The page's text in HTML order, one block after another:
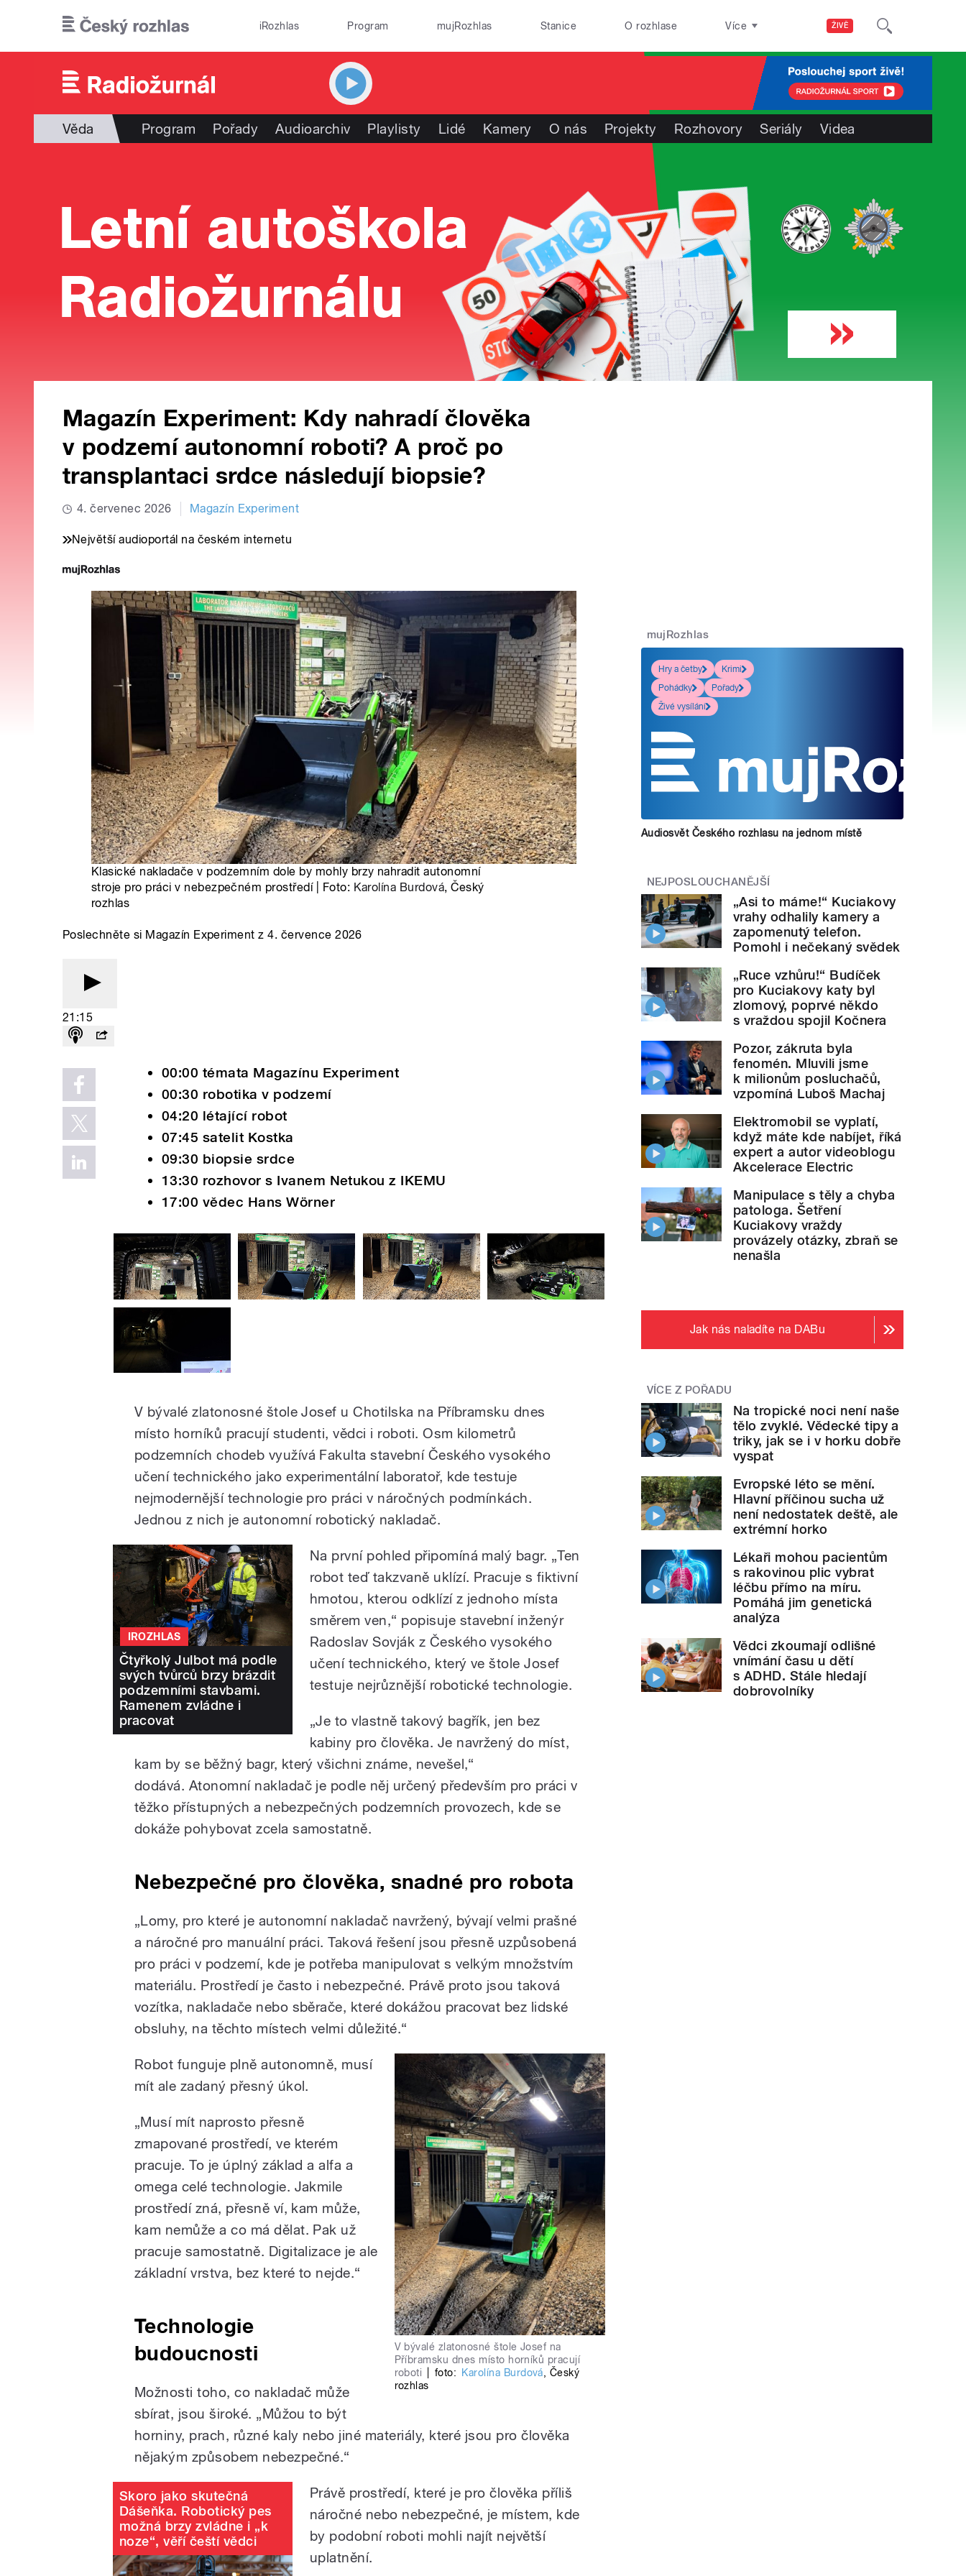
ŽIVĚ
iRozhlas Program mujRozhlas Stanice O rozhlase Více
Věda Program Pořady Audioarchiv Playlisty Lidé Kamery O nás Projekty Rozhovory Seriály Videa
Magazín Experiment: Kdy nahradí člověka
v podzemí autonomní roboti? A proč po
transplantaci srdce následují biopsie?
4. červenec 2026 Magazín Experiment
Největší audioportál na českém internetu
Klasické nakladače v podzemním dole by mohly brzy nahradit autonomní
stroje pro práci v nebezpečném prostředí | Foto: Karolína Burdová, Český
rozhlas
Poslechněte si Magazín Experiment z 4. července 2026
21:15
00:00 témata Magazínu Experiment
00:30 robotika v podzemí
04:20 létající robot
07:45 satelit Kostka
09:30 biopsie srdce
13:30 rozhovor s Ivanem Netukou z IKEMU
17:00 vědec Hans Wörner
V bývalé zlatonosné štole Josef u Chotilska na Příbramsku dnes
místo horníků pracují studenti, vědci i roboti. Osm kilometrů
podzemních chodeb využívá Fakulta stavební Českého vysokého
učení technického jako experimentální laboratoř, kde testuje
nejmodernější technologie pro práci v náročných podmínkách.
Jednou z nich je autonomní robotický nakladač.
IROZHLAS
Čtyřkolý Julbot má podle
svých tvůrců brzy brázdit
podzemními stavbami.
Ramenem zvládne i
pracovat
Na první pohled připomíná malý bagr. „Ten
robot teď takzvaně uklízí. Pracuje s fiktivní
hmotou, kterou odklízí z jednoho místa
směrem ven,“ popisuje stavební inženýr
RadoslavSovják z Českého vysokého
učení technického, který ve štole Josef
testuje nejrůznější robotické technologie.
„Je to vlastně takový bagřík, jen bez
kabiny pro člověka. Je navržený do míst,
kam by se běžný bagr, který všichni známe, nevešel,“
dodává. Atonomní nakladač je podle něj určený především pro práci v
těžko přístupných a nebezpečných podzemních provozech, kde se
dokáže pohybovat zcela samostatně.
Nebezpečné pro člověka, snadné pro robota
„Lomy, pro které je autonomní nakladač navržený, bývají velmi prašné
a náročné pro manuální práci. Taková řešení jsou přesně uzpůsobená
pro práci v podzemí, kde je potřeba manipulovat s velkým množstvím
materiálu. Prostředí je často i nebezpečné. Právě proto jsou taková
vozítka, nakladače nebo sběrače, které dokážou pracovat bez lidské
obsluhy, na těchto místech velmi důležité.“
V bývalé zlatonosné štole Josef na
Příbramsku dnes místo horníků pracují
roboti
foto: Karolína Burdová, Český
rozhlas
Robot funguje plně autonomně, musí
mít ale zadaný přesný úkol.
„Musí mít naprosto přesně
zmapované prostředí, ve kterém
pracuje. To je úplný základ a alfa a
omega celé technologie. Jakmile
prostředí zná, přesně ví, kam může,
kam nemůže a co má dělat. Pak už
pracuje samostatně. Digitalizace je ale
základní vrstva, bez které to nejde.“
Technologie
budoucnosti
Možnosti toho, co nakladač může
sbírat, jsou široké. „Můžou to být
horniny, prach, různé kaly nebo jiné materiály, které jsou pro člověka
nějakým způsobem nebezpečné.“
Skoro jako skutečná
Dášeňka. Robotický pes
možná brzy zvládne i „k
noze“, věří čeští vědci
Právě prostředí, které je pro člověka příliš
náročné nebo nebezpečné, je místem, kde
by podobní roboti mohli najít největší
uplatnění.
mujRozhlas
Hry a četby
Krimi
Pohádky
Pořady
Živé vysílání
Audiosvět Českého rozhlasu na jednom místě
NEJPOSLOUCHANĚJŠÍ
„Asi to máme!“ Kuciakovy
vrahy odhalily kamery a
zapomenutý telefon.
Pomohl i nečekaný svědek
„Ruce vzhůru!“ Budíček
pro Kuciakovy katy byl
zlomový, poprvé někdo
s vraždou spojil Kočnera
Pozor, zákruta byla
fenomén. Mluvili jsme
k milionům posluchačů,
vzpomíná Luboš Machaj
Elektromobil se vyplatí,
když máte kde nabíjet, říká
expert a autor videoblogu
Akcelerace Electric
Manipulace s těly a chyba
patologa. Šetření
Kuciakovy vraždy
provázely otázky, zbraň se
nenašla
Jak nás naladíte na DABu
VÍCE Z POŘADU
Na tropické noci není naše
tělo zvyklé. Vědecké tipy a
triky, jak se i v horku dobře
vyspat
Evropské léto se mění.
Hlavní příčinou sucha už
není nedostatek deště, ale
extrémní horko
Lékaři mohou pacientům
s rakovinou plic vybrat
léčbu přímo na míru.
Pomáhá jim genetická
analýza
Vědci zkoumají odlišné
vnímání času u dětí
s ADHD. Stále hledají
dobrovolníky